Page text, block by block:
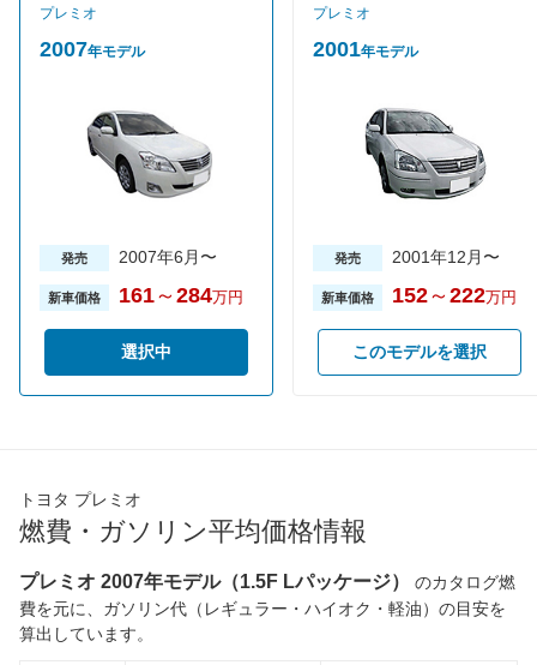
(後)
燃費
WLTCモード(市
-
WLTCモード(郊
-
速道路)
1015モード 18km/L
-
装備オプション 装備詳細を見る
プレミオ
2007年モデル
発売 2007年6月〜
新車価格 161～ 284万円
選択中
プレミオ
2001年モデル
発売 2001年12月〜
新車価格 152～ 222万円
このモデルを選択
トヨタ プレミオ
燃費・ガソリン平均価格情報
プレミオ 2007年モデル（1.5F Lパッケージ）
のカタログ燃
費を元に、ガソリン代（レギュラー・ハイオク・軽油）の目安を
算出しています。